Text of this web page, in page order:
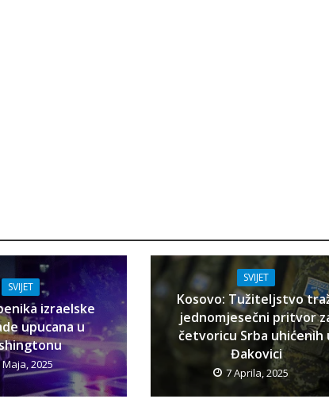
SVIJET
izraelske
upucana u
Maja, 2025
SVIJET
Kosovo: Tužiteljstvo
jednomjesečni pritvor
četvoricu Srba uhićenih
Đakovici
7 Aprila, 2025